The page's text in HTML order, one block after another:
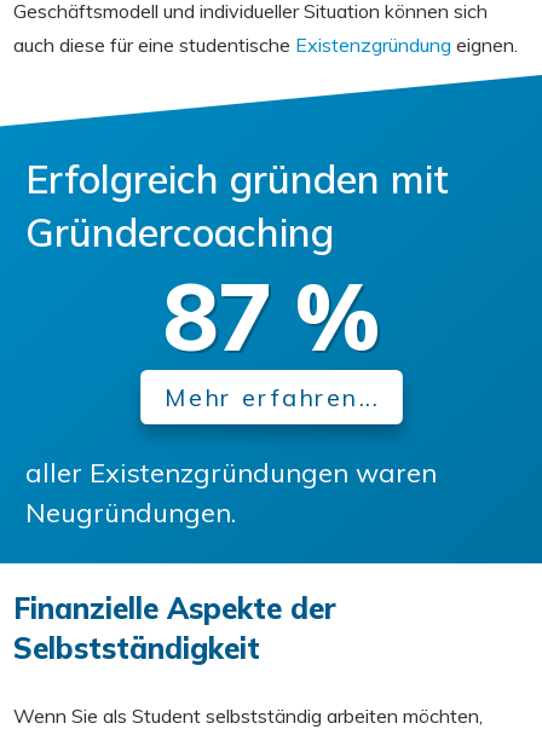
Geschäftsmodell und individueller Situation können sich
auch diese für eine studentische Existenzgründung eignen.
Erfolgreich gründen mit
Gründercoaching
87 %
Mehr erfahren...
aller Existenzgründungen waren
Neugründungen.
Finanzielle Aspekte der
Selbstständigkeit
Wenn Sie als Student selbstständig arbeiten möchten,